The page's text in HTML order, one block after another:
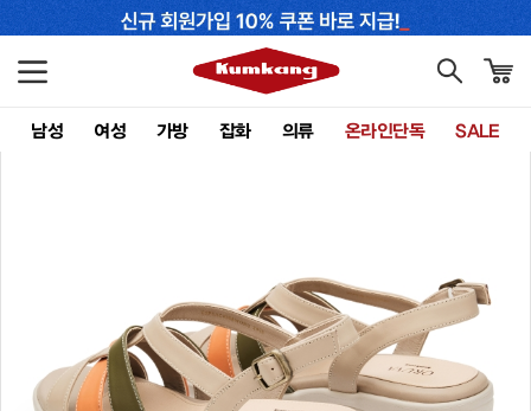
남성 여성 가방 잡화 의류 온라인단독 SALE